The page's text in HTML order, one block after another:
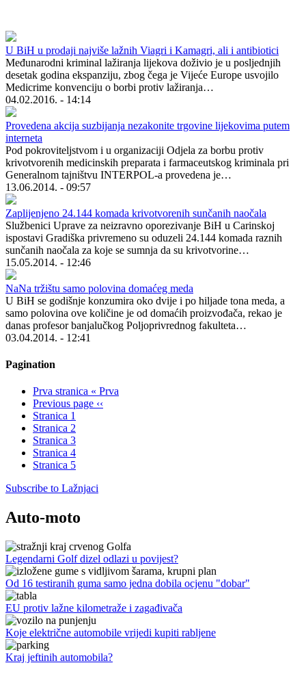
U BiH u prodaji najviše lažnih Viagri i Kamagri, ali i antibiotici
Međunarodni kriminal lažiranja lijekova doživio je u posljednjih
desetak godina ekspanziju, zbog čega je Vijeće Europe usvojilo
Medicrime konvenciju o borbi protiv lažiranja…
04.02.2016. - 14:14
Provedena akcija suzbijanja nezakonite trgovine lijekovima putem
interneta
Pod pokroviteljstvom i u organizaciji Odjela za borbu protiv
krivotvorenih medicinskih preparata i farmaceutskog kriminala pri
Generalnom tajništvu INTERPOL-a provedena je…
13.06.2014. - 09:57
Zaplijenjeno 24.144 komada krivotvorenih sunčanih naočala
Službenici Uprave za neizravno oporezivanje BiH u Carinskoj
ispostavi Gradiška privremeno su oduzeli 24.144 komada raznih
sunčanih naočala za koje se sumnja da su krivotvorine…
15.05.2014. - 12:46
NaNa tržištu samo polovina domaćeg meda
U BiH se godišnje konzumira oko dvije i po hiljade tona meda, a
samo polovina ove količine je od domaćih proizvođača, rekao je
danas profesor banjalučkog Poljoprivrednog fakulteta…
03.04.2014. - 12:41
Pagination
Prva stranica « Prva
Previous page ‹‹
Stranica 1
Stranica 2
Stranica 3
Stranica 4
Stranica 5
Subscribe to Lažnjaci
Auto-moto
Legendarni Golf dizel odlazi u povijest?
Od 16 testiranih guma samo jedna dobila ocjenu "dobar"
EU protiv lažne kilometraže i zagađivača
Koje električne automobile vrijedi kupiti rabljene
Kraj jeftinih automobila?